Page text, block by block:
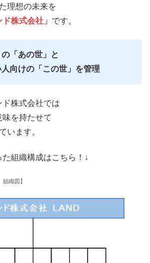
理想の未来を
ド株式会社」 です。
「あの世」と
向けの「この世」を管理
ド株式会社では
を持たせて
います。
組織構成はこちら！↓
織図】